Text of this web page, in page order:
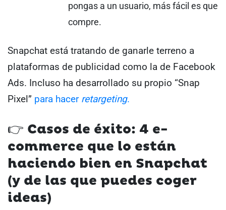
pongas a un usuario, más fácil es que
compre.
Snapchat está tratando de ganarle terreno a
plataformas de publicidad como la de Facebook
Ads. Incluso ha desarrollado su propio “Snap
Pixel” para hacer retargeting.
👉 Casos de éxito: 4 e-
commerce que lo están
haciendo bien en Snapchat
(y de las que puedes coger
ideas)